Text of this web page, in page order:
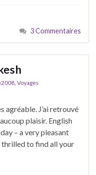
3 Commentaires
, Voyages
agréable. J’ai retrouvé
plaisir. English
– a very pleasant
thrilled to find all your